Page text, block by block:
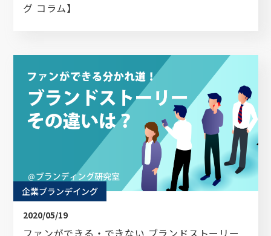
グ コラム】
企業ブランデイング
2020/05/19
ファンができる・できない ブランドストーリー